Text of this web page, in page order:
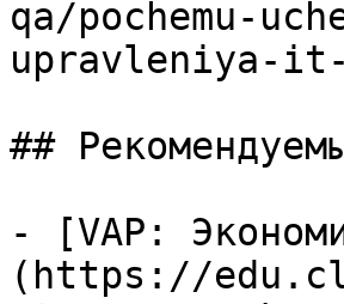
qa/pochemu-
upravleniya-it-
##
- [VAP:
(https://